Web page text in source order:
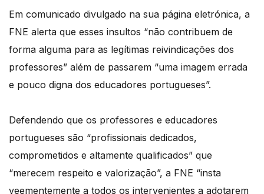
Em comunicado divulgado na sua página eletrónica, a
FNE alerta que esses insultos “não contribuem de
forma alguma para as legítimas reivindicações dos
professores” além de passarem “uma imagem errada
e pouco digna dos educadores portugueses”.
Defendendo que os professores e educadores
portugueses são “profissionais dedicados,
comprometidos e altamente qualificados” que
“merecem respeito e valorização”, a FNE “insta
veementemente a todos os intervenientes a adotarem